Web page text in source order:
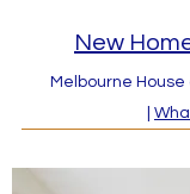
New
Melbourne